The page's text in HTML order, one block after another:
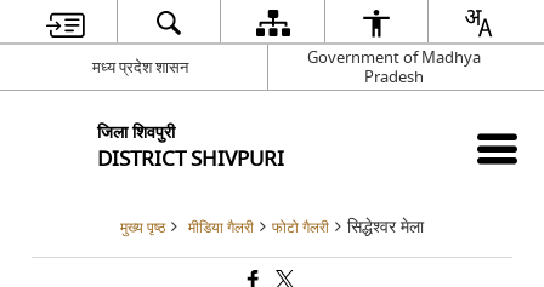
मध्य प्रदेश शासन
Government of Madhya
Pradesh
जिला शिवपुरी
DISTRICT SHIVPURI
मुख्य पृष्ठ मीडिया गैलरी फोटो गैलरी सिद्धेश्वर मेला